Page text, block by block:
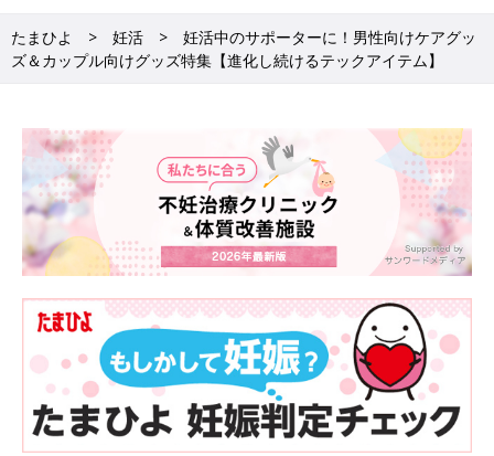
たまひよ 妊活
妊活中のサポーターに！男性向けケアグッ
ズ＆カップル向けグッズ特集【進化し続けるテックアイテム】